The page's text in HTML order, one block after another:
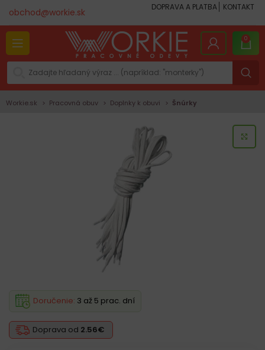
obchod@workie.sk DOPRAVA A PLATBA KONTAKT
0
Workie.sk Pracovná obuv Doplnky k obuvi Šnúrky
Doprava od 2.56€
Doručenie: 3 až 5 prac. dní